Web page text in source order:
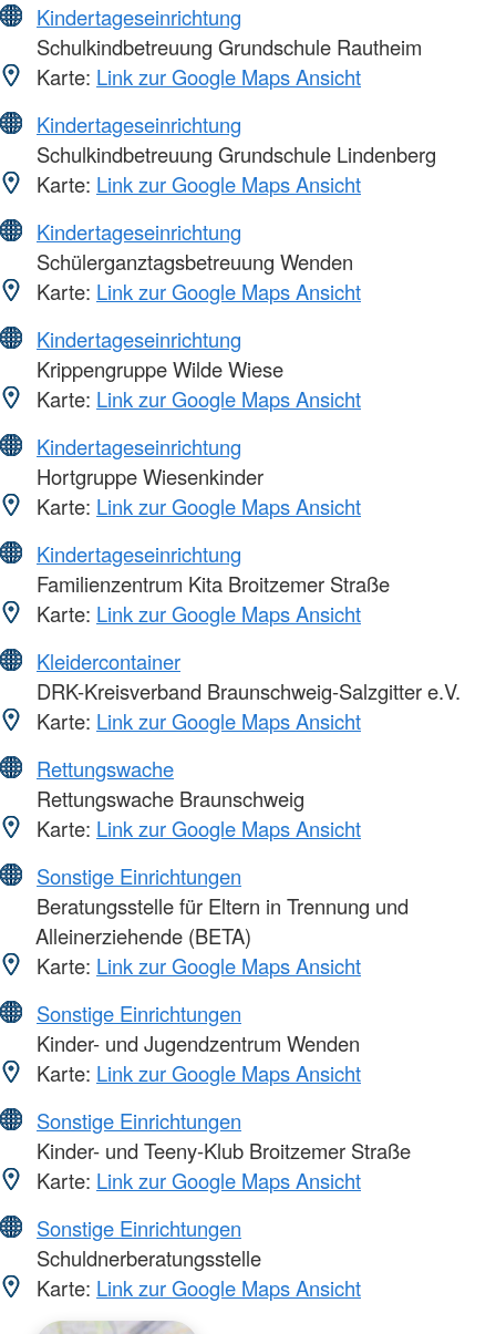
Kindertageseinrichtung
Schulkindbetreuung Grundschule Rautheim
Karte: Link zur Google Maps Ansicht
Kindertageseinrichtung
Schulkindbetreuung Grundschule Lindenberg
Karte: Link zur Google Maps Ansicht
Kindertageseinrichtung
Schülerganztagsbetreuung Wenden
Karte: Link zur Google Maps Ansicht
Kindertageseinrichtung
Krippengruppe Wilde Wiese
Karte: Link zur Google Maps Ansicht
Kindertageseinrichtung
Hortgruppe Wiesenkinder
Karte: Link zur Google Maps Ansicht
Kindertageseinrichtung
Familienzentrum Kita Broitzemer Straße
Karte: Link zur Google Maps Ansicht
Kleidercontainer
DRK-Kreisverband Braunschweig-Salzgitter e.V.
Karte: Link zur Google Maps Ansicht
Rettungswache
Rettungswache Braunschweig
Karte: Link zur Google Maps Ansicht
Sonstige Einrichtungen
Beratungsstelle für Eltern in Trennung und
Alleinerziehende (BETA)
Karte: Link zur Google Maps Ansicht
Sonstige Einrichtungen
Kinder- und Jugendzentrum Wenden
Karte: Link zur Google Maps Ansicht
Sonstige Einrichtungen
Kinder- und Teeny-Klub Broitzemer Straße
Karte: Link zur Google Maps Ansicht
Sonstige Einrichtungen
Schuldnerberatungsstelle
Karte: Link zur Google Maps Ansicht